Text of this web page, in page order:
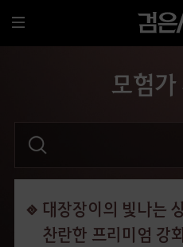
전
모험가
를
입
대장장이의 빛나는
찬란한 프리미엄 강